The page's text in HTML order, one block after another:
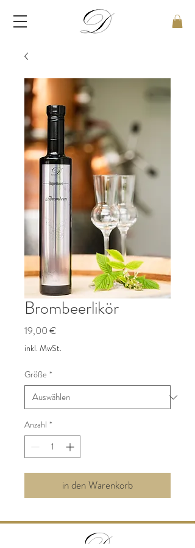
Brombeerlikör
19,00 €
inkl. MwSt.
Größe *
Anzahl *
in den Warenkorb